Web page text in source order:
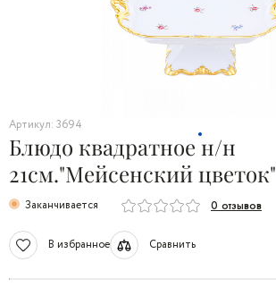
Артикул: 3694
Блюдо квадратное н/н
21см."Мейсенский цветок"
Заканчивается 0 отзывов
В избранное Сравнить